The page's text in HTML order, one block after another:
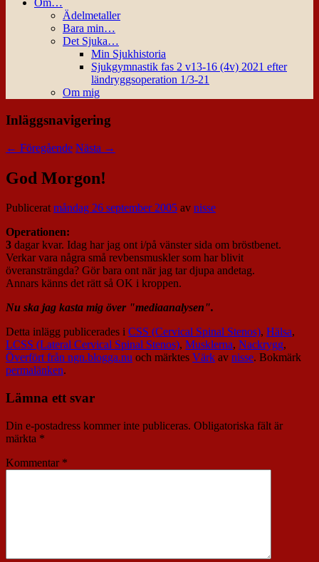
Om…
Ädelmetaller
Bara min…
Det Sjuka…
Min Sjukhistoria
Sjukgymnastik fas 2 v13-16 (4v) 2021 efter
ländryggsoperation 1/3-21
Om mig
Inläggsnavigering
← Föregående Nästa →
God Morgon!
Publiceratmåndag 26 september 2005 av nisse
Operationen:
3 dagar kvar. Idag har jag ont i/på vänster sida om bröstbenet.
Verkar vara några små revbensmuskler som har blivit
överansträngda? Gör bara ont när jag tar djupa andetag.
Annars känns det rätt så OK i kroppen.
Nu ska jag kasta mig över "mediaanalysen".
Detta inlägg publicerades i CSS (Cervical Spinal Stenos), Hälsa,
LCSS (Lateral Cervical Spinal Stenos), Musklerna, Nackrygg,
Överfört från ngn.blogga.nu och märktes Värk av nisse. Bokmärk
permalänken.
Lämna ett svar
Din e-postadress kommer inte publiceras. Obligatoriska fält är
märkta *
Kommentar *